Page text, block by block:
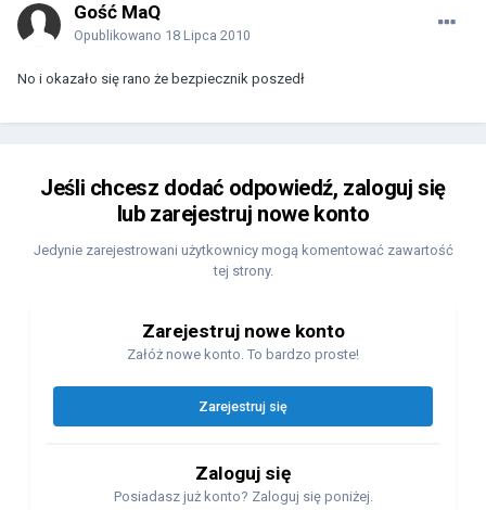
Gość MaQ
Opublikowano 18 Lipca 2010
No i okazało się rano że bezpiecznik poszedł
Jeśli chcesz dodać odpowiedź, zaloguj się
lub zarejestruj nowe konto
Jedynie zarejestrowani użytkownicy mogą komentować zawartość
tej strony.
Zarejestruj nowe konto
Załóż nowe konto. To bardzo proste!
Zarejestruj się
Zaloguj się
Posiadasz już konto? Zaloguj się poniżej.